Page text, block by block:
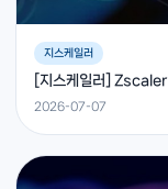
지스케일러
[지스케일러]
2026-07-07